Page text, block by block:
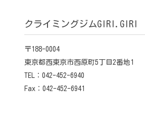
クライミングジムGIRI.GIRI
〒188-0004
東京都西東京市西原町5丁目2番地1
TEL：042-452-6940
Fax：042-452-6941